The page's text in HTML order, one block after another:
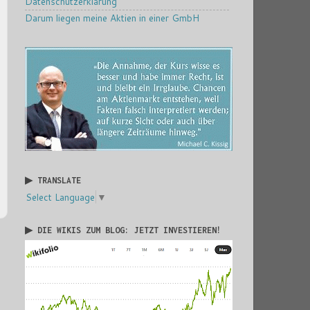
Darum liegen meine Aktien in einer GmbH
▶ TRANSLATE
Select Language ▼
▶ DIE WIKIS ZUM BLOG: JETZT INVESTIEREN!